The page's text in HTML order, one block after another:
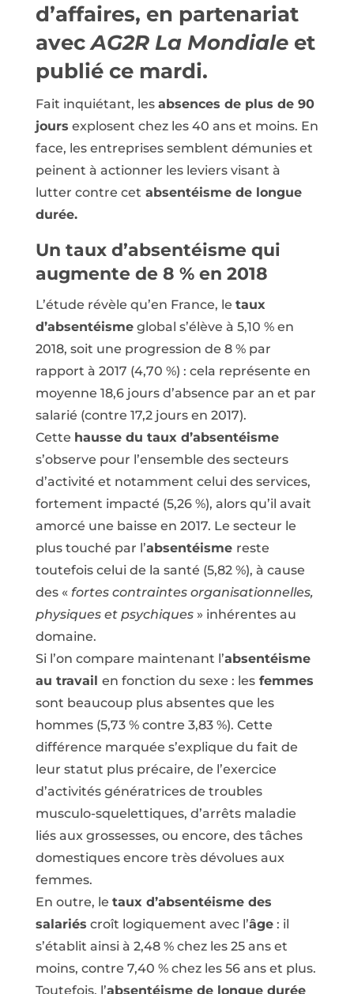
d’affaires, en partenariat
avecAG2R La Mondialeet
publié ce mardi.
Fait inquiétant, les absences de plus de 90
jours explosent chez les 40 ans et moins. En
face, les entreprises semblent démunies et
peinent à actionner les leviers visant à
lutter contre cet absentéisme de longue
durée.
Un taux d’absentéisme qui
augmente de 8 % en 2018
L’étude révèle qu’en France, le taux
d’absentéismeglobal s’élève à 5,10 % en
2018, soit une progression de 8 % par
rapport à 2017 (4,70 %) : cela représente en
moyenne 18,6 jours d’absence par an et par
salarié (contre 17,2 jours en 2017).
Cette hausse du taux d’absentéisme
s’observe pour l’ensemble des secteurs
d’activité et notamment celui des services,
fortement impacté (5,26 %), alors qu’il avait
amorcé une baisse en 2017. Le secteur le
plus touché par l’absentéisme reste
toutefois celui de la santé (5,82 %), à cause
des « fortes contraintes organisationnelles,
physiques et psychiques» inhérentes au
domaine.
Si l’on compare maintenant l’absentéisme
au travail en fonction du sexe : lesfemmes
sont beaucoup plus absentes que les
hommes (5,73 % contre 3,83 %). Cette
différence marquée s’explique du fait de
leur statut plus précaire, de l’exercice
d’activités génératrices de troubles
musculo-squelettiques, d’arrêts maladie
liés aux grossesses, ou encore, des tâches
domestiques encore très dévolues aux
femmes.
En outre, le taux d’absentéisme des
salariés croît logiquement avec l’âge: il
s’établit ainsi à 2,48 % chez les 25 ans et
moins, contre 7,40 % chez les 56 ans et plus.
Toutefois, l’absentéisme de longue durée